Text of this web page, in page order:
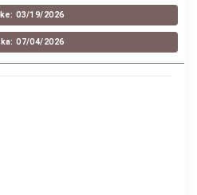
03/19/2026
07/04/2026